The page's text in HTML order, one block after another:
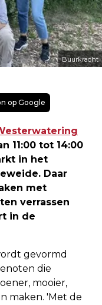
Buurkracht
op Google
11:00 tot 14:00
in het
Daar
met
verrassen
in de
gevormd
die
mooier,
maken. 'Met de